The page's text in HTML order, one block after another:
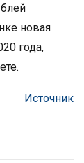
новая
года,
Источник